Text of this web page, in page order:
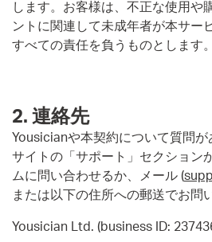
します。お客様は、不正な使用や
ントに関連して未成年者が本サー
すべての責任を負うものとします。
2. 連絡先
Yousicianや本契約について質問
サイトの「サポート」セクション
ムに問い合わせるか、メール (
または以下の住所への郵送でお問
Yousician Ltd. (business ID: